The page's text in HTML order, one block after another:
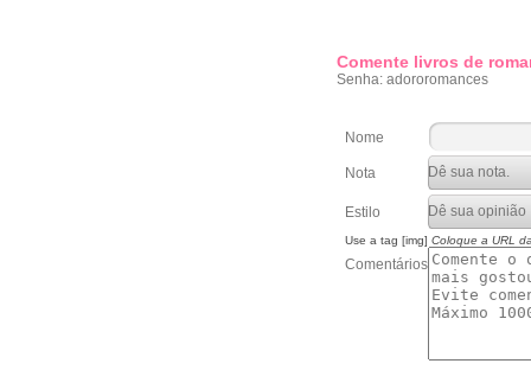
Comente livros de
Senha: adororomances
Nome
Nota
Estilo
Use a tag [img] Coloque a URL
Comentários